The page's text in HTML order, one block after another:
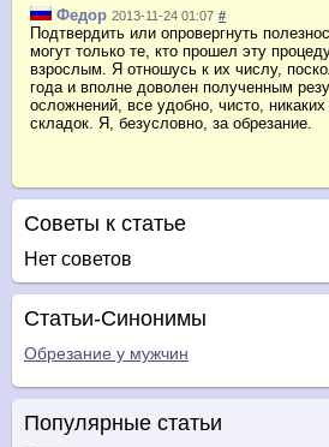
Федор 2013-11-24 01:07 #
Подтвердить или опровергнуть
могут только те, кто прошел эту
взрослым. Я отношусь к их числу,
года и вполне доволен полученным
осложнений, все удобно, чисто,
складок. Я, безусловно, за обрезание.
Советы к статье
Нет советов
Статьи-Синонимы
Обрезание у мужчин
Популярные статьи